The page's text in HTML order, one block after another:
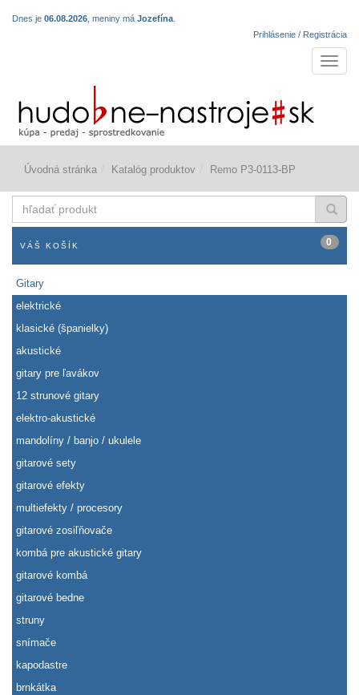
Dnes je 06.08.2026 , meniny má Jozefína
Prihlásenie / Registrácia
Úvodná stránka Katalóg produktov Remo P3-0113-BP
produkt
VÁŠ KOŠÍK 0
Gitary
elektrické
klasické (španielky)
akustické
gitary pre ľavákov
12 strunové gitary
elektro-akustické
mandolíny / banjo / ukulele
gitarové sety
gitarové efekty
multiefekty / procesory
gitarové zosiľňovače
kombá pre akustické gitary
gitarové kombá
gitarové bedne
struny
snímače
kapodastre
brnkátka